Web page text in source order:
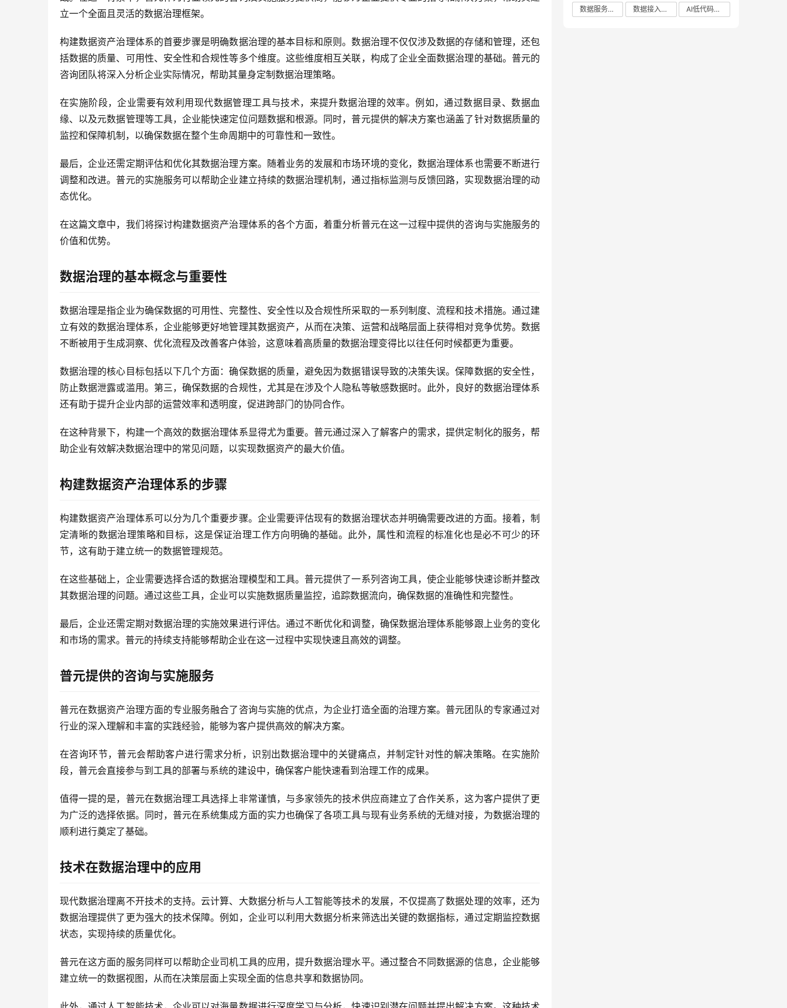
立一个全面且灵活的数据治理框架。
构建数据资产治理体系的首要步骤是明确数据治理的基本目标和原则。数据治理不仅仅涉及数据的存储和管理，还包
括数据的质量、可用性、安全性和合规性等多个维度。这些维度相互关联，构成了企业全面数据治理的基础。普元的
咨询团队将深入分析企业实际情况，帮助其量身定制数据治理策略。
在实施阶段，企业需要有效利用现代数据管理工具与技术，来提升数据治理的效率。例如，通过数据目录、数据血
缘、以及元数据管理等工具，企业能快速定位问题数据和根源。同时，普元提供的解决方案也涵盖了针对数据质量的
监控和保障机制，以确保数据在整个生命周期中的可靠性和一致性。
最后，企业还需定期评估和优化其数据治理方案。随着业务的发展和市场环境的变化，数据治理体系也需要不断进行
调整和改进。普元的实施服务可以帮助企业建立持续的数据治理机制，通过指标监测与反馈回路，实现数据治理的动
态优化。
在这篇文章中，我们将探讨构建数据资产治理体系的各个方面，着重分析普元在这一过程中提供的咨询与实施服务的
价值和优势。
数据治理的基本概念与重要性
数据治理是指企业为确保数据的可用性、完整性、安全性以及合规性所采取的一系列制度、流程和技术措施。通过建
立有效的数据治理体系，企业能够更好地管理其数据资产，从而在决策、运营和战略层面上获得相对竞争优势。数据
不断被用于生成洞察、优化流程及改善客户体验，这意味着高质量的数据治理变得比以往任何时候都更为重要。
数据治理的核心目标包括以下几个方面：确保数据的质量，避免因为数据错误导致的决策失误。保障数据的安全性，
防止数据泄露或滥用。第三，确保数据的合规性，尤其是在涉及个人隐私等敏感数据时。此外，良好的数据治理体系
还有助于提升企业内部的运营效率和透明度，促进跨部门的协同合作。
在这种背景下，构建一个高效的数据治理体系显得尤为重要。普元通过深入了解客户的需求，提供定制化的服务，帮
助企业有效解决数据治理中的常见问题，以实现数据资产的最大价值。
构建数据资产治理体系的步骤
构建数据资产治理体系可以分为几个重要步骤。企业需要评估现有的数据治理状态并明确需要改进的方面。接着，制
定清晰的数据治理策略和目标，这是保证治理工作方向明确的基础。此外，属性和流程的标准化也是必不可少的环
节，这有助于建立统一的数据管理规范。
在这些基础上，企业需要选择合适的数据治理模型和工具。普元提供了一系列咨询工具，使企业能够快速诊断并整改
其数据治理的问题。通过这些工具，企业可以实施数据质量监控，追踪数据流向，确保数据的准确性和完整性。
最后，企业还需定期对数据治理的实施效果进行评估。通过不断优化和调整，确保数据治理体系能够跟上业务的变化
和市场的需求。普元的持续支持能够帮助企业在这一过程中实现快速且高效的调整。
普元提供的咨询与实施服务
普元在数据资产治理方面的专业服务融合了咨询与实施的优点，为企业打造全面的治理方案。普元团队的专家通过对
行业的深入理解和丰富的实践经验，能够为客户提供高效的解决方案。
在咨询环节，普元会帮助客户进行需求分析，识别出数据治理中的关键痛点，并制定针对性的解决策略。在实施阶
段，普元会直接参与到工具的部署与系统的建设中，确保客户能快速看到治理工作的成果。
值得一提的是，普元在数据治理工具选择上非常谨慎，与多家领先的技术供应商建立了合作关系，这为客户提供了更
为广泛的选择依据。同时，普元在系统集成方面的实力也确保了各项工具与现有业务系统的无缝对接，为数据治理的
顺利进行奠定了基础。
技术在数据治理中的应用
现代数据治理离不开技术的支持。云计算、大数据分析与人工智能等技术的发展，不仅提高了数据处理的效率，还为
数据治理提供了更为强大的技术保障。例如，企业可以利用大数据分析来筛选出关键的数据指标，通过定期监控数据
状态，实现持续的质量优化。
普元在这方面的服务同样可以帮助企业司机工具的应用，提升数据治理水平。通过整合不同数据源的信息，企业能够
建立统一的数据视图，从而在决策层面上实现全面的信息共享和数据协同。
数据服务平台
数据接入管理系统 AI低代码应用平台